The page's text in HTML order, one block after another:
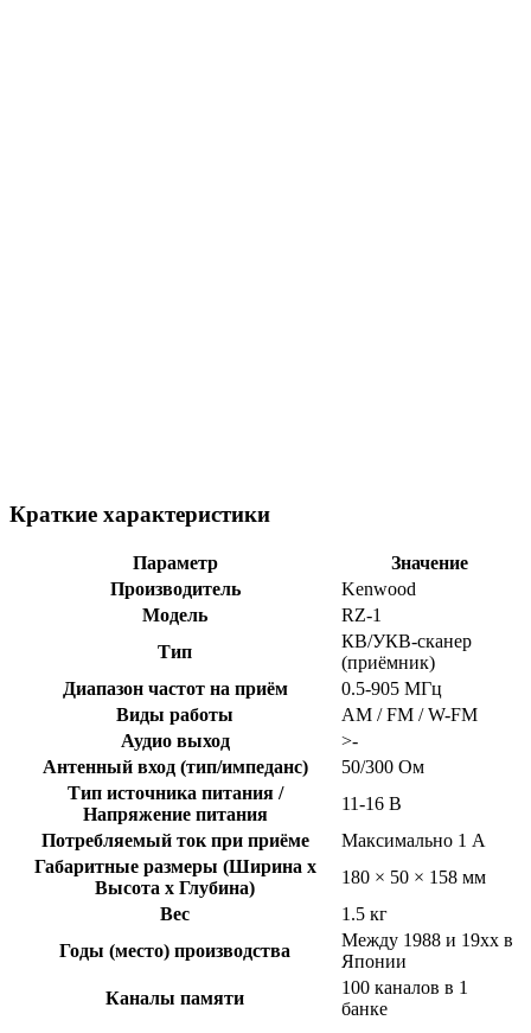
Краткие характеристики
Параметр
Значение
Производитель
Kenwood
Модель
RZ-1
Тип
КВ/УКВ-сканер
(приёмник)
Диапазон частот на приём
0.5-905 МГц
Виды работы
AM / FM / W-FM
Аудио выход
>-
Антенный вход (тип/импеданс)
50/300 Ом
Тип источника питания /
Напряжение питания
11-16 В
Потребляемый ток при приёме
Максимально 1 А
Габаритные размеры (Ширина x
Высота x Глубина)
180 × 50 × 158 мм
Вес
1.5 кг
Годы (место) производства
Между 1988 и 19xx в
Японии
Каналы памяти
100 каналов в 1
банке